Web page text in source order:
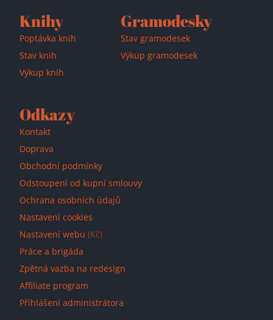
Přidáno do košíku!
Knihy
Poptávka knih
Stav knih
Výkup knih
Gramodesky
Stav gramodesek
Výkup gramodesek
Odkazy
Kontakt
Doprava
Obchodní podmínky
Odstoupení od kupní smlouvy
Ochrana osobních údajů
Nastavení cookies
Nastavení webu (Kč)
Práce a brigáda
Zpětná vazba na redesign
Affiliate program
Přihlášení administrátora